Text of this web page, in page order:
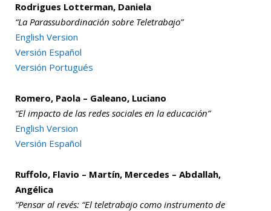
Rodrigues Lotterman, Daniela
“La Parassubordinación sobre Teletrabajo”
English Version
Versión Español
Versión Portugués
Romero, Paola – Galeano, Luciano
“El impacto de las redes sociales en la educación”
English Version
Versión Español
Ruffolo, Flavio – Martín, Mercedes – Abdallah,
Angélica
“Pensar al revés: “El teletrabajo como instrumento de